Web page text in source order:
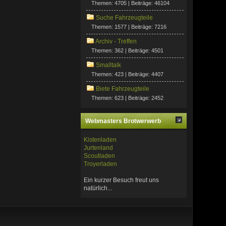
Themen: 4705 | Beiträge: 46104
Suche Fahrzeugteile
Themen: 1577 | Beiträge: 7216
Archiv - Treffen
Themen: 362 | Beiträge: 4501
Smalltalk
Themen: 423 | Beiträge: 4407
Biete Fahrzeugteile
Themen: 623 | Beiträge: 2452
Webmasters Brotwerwerb
Kistenladen
Jurtenland
Scoutladen
Troyerladen
Ein kurzer Besuch freut uns
natürlich...